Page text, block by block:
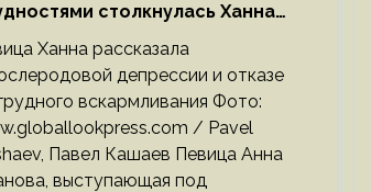
столкнулась Ханна
родов
Ханна рассказала
депрессии и отказе
вскармливания Фото:
/ Pavel
Павел Кашаев Певица Анна
выступающая под